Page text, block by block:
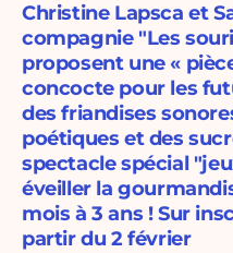
Christine Lapsca et
compagnie "Les
proposent une «
concocte pour les
des friandises
poétiques et des
spectacle spécial
éveiller la
mois à 3 ans ! Sur
partir du 2 février ​